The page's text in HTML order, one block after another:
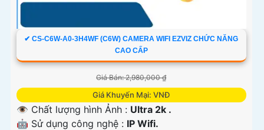
✔ CS-C6W-A0-3H4WF (C6W) CAMERA WIFI EZVIZ CHỨC NĂNG
CAO CẤP
Giá Bán: 2,980,000 ₫
Giá Khuyến Mại: VNĐ
👁 Chất lượng hình Ảnh : Ultra 2k .
🤖️ Sử dụng công nghệ : IP Wifi.